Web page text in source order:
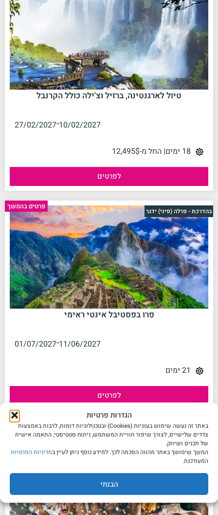
הגדרות פרטיות
באתר זה נעשה שימוש בעוגיות (Cookies) ובטכנולוגיות דומות, לרבות באמצעות
צדדים שלישיים, לצורך שיפור חוויית המשתמש, ניתוח סטטיסטי, התאמה אישית
של תכנים ושיווק.
המשך שימושך באתר מהווה הסכמה לכך. למידע נוסף ניתן לעיין במדיניות הפרטיות
המעודכנת.
הבנתי
טיול לארגנטינה, ברזיל וצ'ילה כולל הקרנבל
27/02/2027-10/02/2027
18 ימים | החל מ-12,495$
לפרטים
בהדרכת - פרלה (פיני) ידגר
פרטים בהמשך
פרו בפסטיבל אינטי ראימי
01/07/2027-11/06/2027
21 ימים
לפרטים
טיולים ללא תאריך יציאה כרגע
No data was found